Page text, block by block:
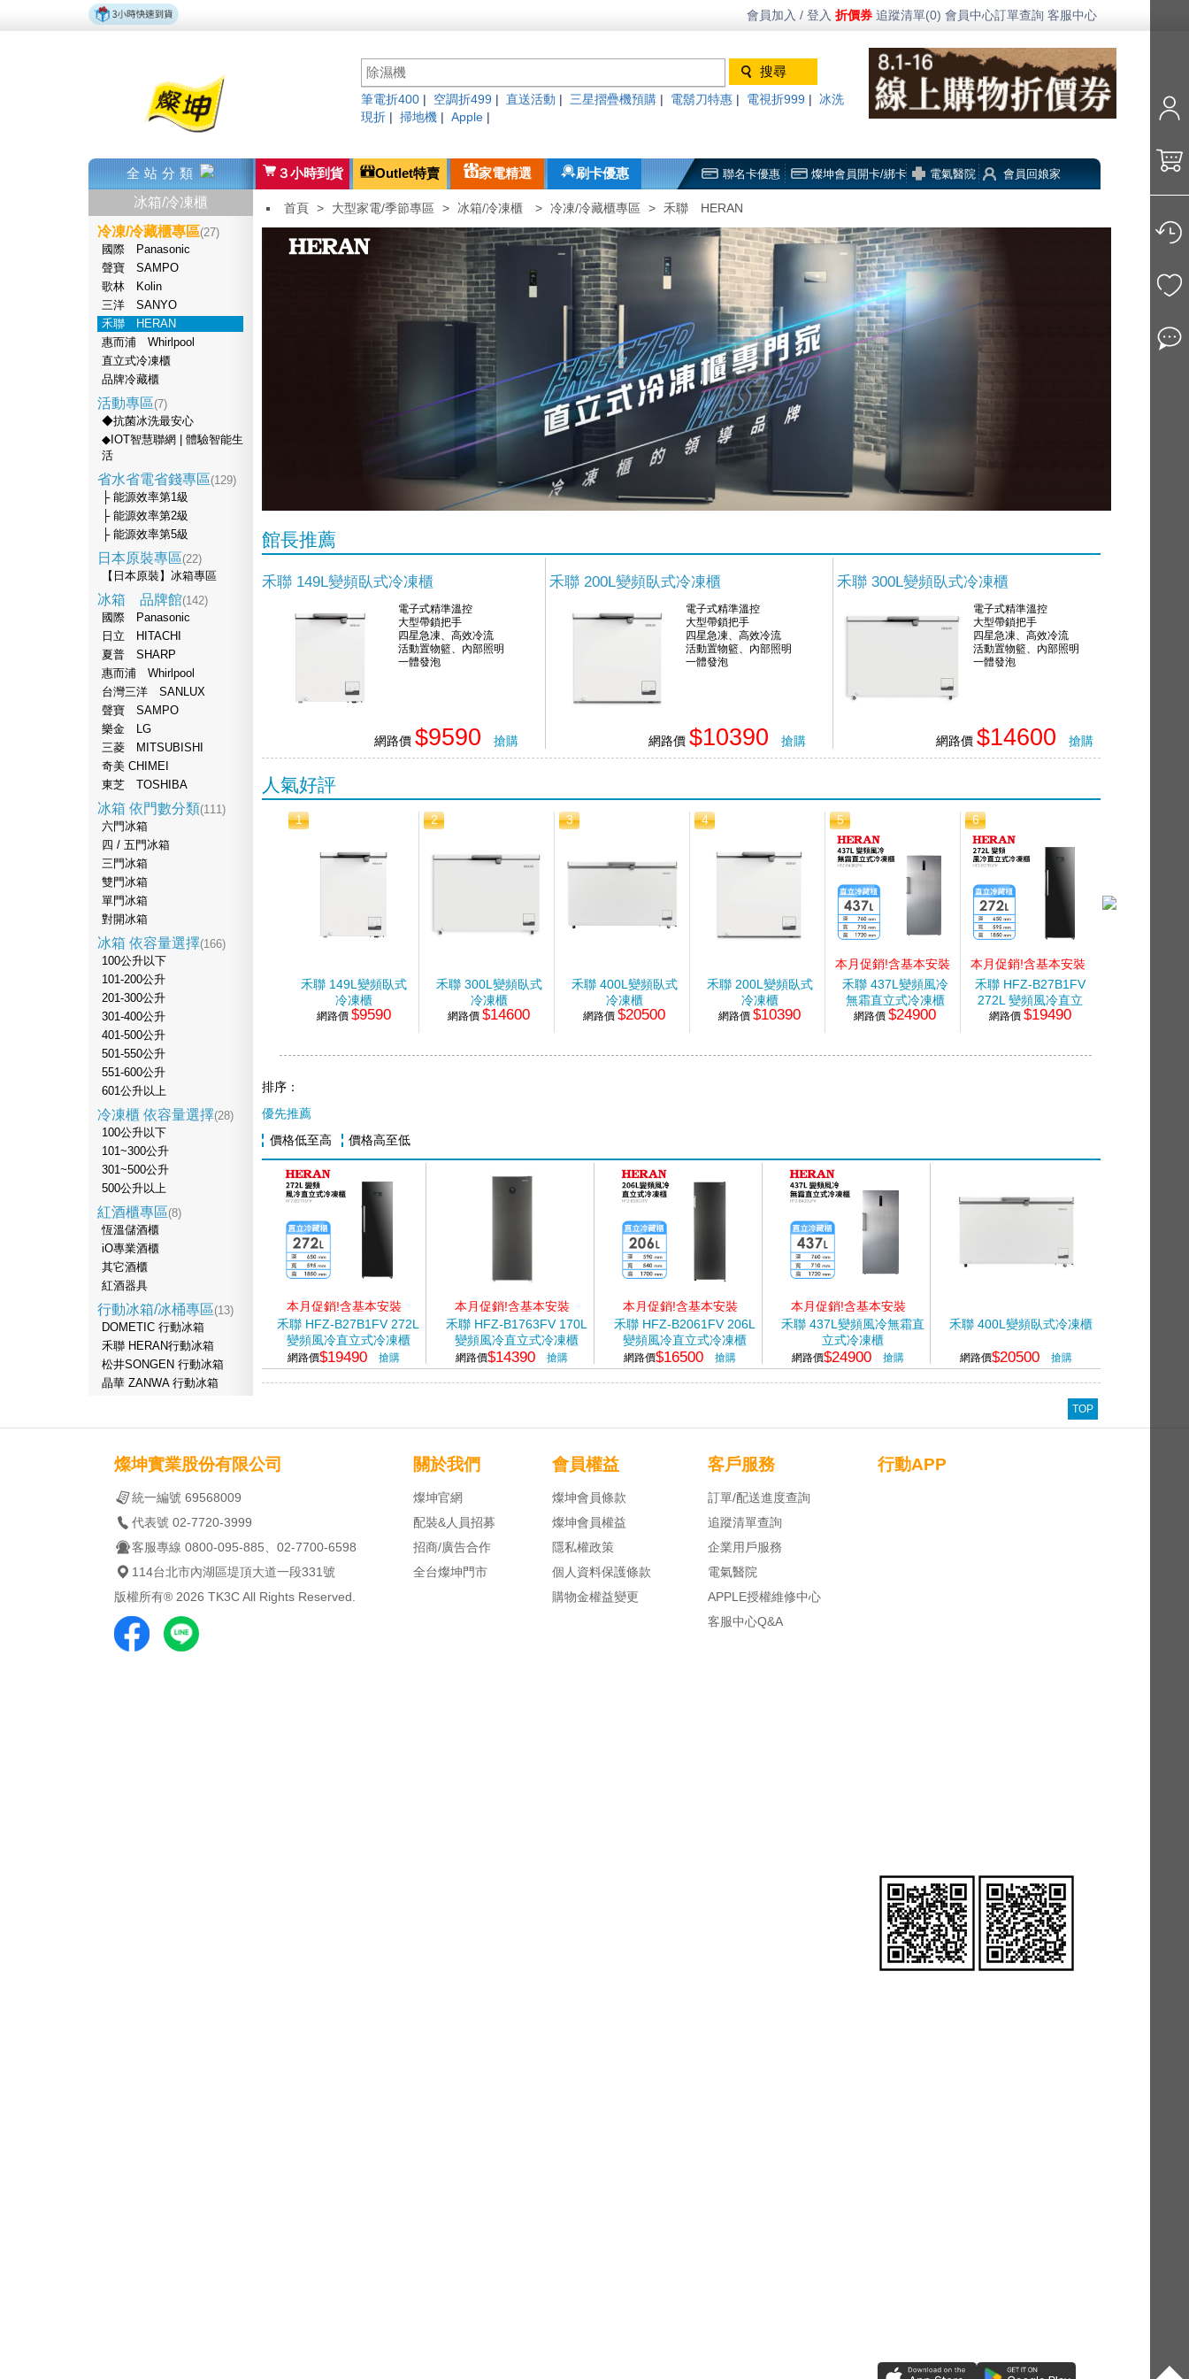
會員加入 / 登入 折價券 追蹤清單(0) 會員中心訂單查詢 客服中心
筆電折400 空調折499 直送活動 三星摺疊機預購 電鬍刀特惠 電視折999
冰洗
現折
掃地機 Apple
全站分類 ３小時到貨 Outlet特賣 家電精選 刷卡優惠 聯名卡優惠 燦坤會員開卡/綁卡 電氣醫院 會員回娘家
冰箱/冷凍櫃
冷凍/冷藏櫃專區(27)
國際 Panasonic
聲寶 SAMPO
歌林 Kolin
三洋 SANYO
禾聯 HERAN
惠而浦 Whirlpool
直立式冷凍櫃
品牌冷藏櫃
活動專區(7)
◆抗菌冰洗最安心
◆IOT智慧聯網 | 體驗智能生
活
省水省電省錢專區(129)
├ 能源效率第1級
├ 能源效率第2級
├ 能源效率第5級
日本原裝專區(22)
【日本原裝】冰箱專區
冰箱 品牌館(142)
國際 Panasonic
日立 HITACHI
夏普 SHARP
惠而浦 Whirlpool
台灣三洋 SANLUX
聲寶 SAMPO
樂金 LG
三菱 MITSUBISHI
奇美 CHIMEI
東芝 TOSHIBA
冰箱 依門數分類(111)
六門冰箱
四 / 五門冰箱
三門冰箱
雙門冰箱
單門冰箱
對開冰箱
冰箱 依容量選擇(166)
100公升以下
101-200公升
201-300公升
301-400公升
401-500公升
501-550公升
551-600公升
601公升以上
冷凍櫃 依容量選擇(28)
100公升以下
101~300公升
301~500公升
500公升以上
紅酒櫃專區(8)
恆溫儲酒櫃
iO專業酒櫃
其它酒櫃
紅酒器具
行動冰箱/冰桶專區(13)
DOMETIC 行動冰箱
禾聯 HERAN行動冰箱
松井SONGEN 行動冰箱
晶華 ZANWA 行動冰箱
首頁 > 大型家電/季節專區 > 冰箱/冷凍櫃 > 冷凍/冷藏櫃專區 > 禾聯 HERAN
館長推薦
禾聯 149L變頻臥式冷凍櫃
電子式精準溫控
大型帶鎖把手
四星急凍、高效冷流
活動置物籃、內部照明
一體發泡
網路價 $9590 搶購
禾聯 200L變頻臥式冷凍櫃
電子式精準溫控
大型帶鎖把手
四星急凍、高效冷流
活動置物籃、內部照明
一體發泡
網路價 $10390 搶購
禾聯 300L變頻臥式冷凍櫃
電子式精準溫控
大型帶鎖把手
四星急凍、高效冷流
活動置物籃、內部照明
一體發泡
網路價 $14600 搶購
人氣好評
1
禾聯 149L變頻臥式
冷凍櫃
網路價 $9590
2
禾聯 300L變頻臥式
冷凍櫃
網路價$14600
3
禾聯 400L變頻臥式
冷凍櫃
網路價$20500
4
禾聯 200L變頻臥式
冷凍櫃
網路價$10390
5
本月促銷!含基本安裝
禾聯 437L變頻風冷
無霜直立式冷凍櫃
網路價$24900
6
本月促銷!含基本安裝
禾聯 HFZ-B27B1FV
272L 變頻風冷直立
式冷凍櫃
網路價$19490
排序：
優先推薦
價格低至高
價格高至低
本月促銷!含基本安裝
禾聯 HFZ-B27B1FV 272L
變頻風冷直立式冷凍櫃
網路價$19490 搶購
本月促銷!含基本安裝
禾聯 HFZ-B1763FV 170L
變頻風冷直立式冷凍櫃
網路價$14390 搶購
本月促銷!含基本安裝
禾聯 HFZ-B2061FV 206L
變頻風冷直立式冷凍櫃
網路價$16500 搶購
本月促銷!含基本安裝
禾聯 437L變頻風冷無霜直
立式冷凍櫃
網路價$24900 搶購
禾聯 400L變頻臥式冷凍櫃
網路價$20500 搶購
TOP